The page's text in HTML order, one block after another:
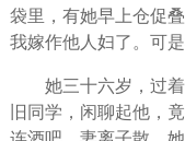
袋里，有她早上仓促
我嫁作他人妇了。可
她三十六岁，过
旧同学，闲聊起他，